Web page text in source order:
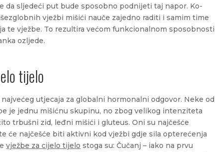
da sljedeći put bude sposobno podnijeti taj napor. Ko-
vježbi mišići nauče zajedno raditi i samim time
te vježbe. To rezultira većom funkcionalnom sposobnosti
ozljede.
tijelo
utjecaja za globalni hormonalni odgovor. Neke od
je jednu mišićnu skupinu, no zbog velikog intenziteta
trbušni zid, leđni mišići i gluteus. Oni su najčešće
će najčešće biti aktivni kod vježbi gdje sila opterećenja
vježbe za cijelo tijelo stoga su: Čučanj – iako na prvu